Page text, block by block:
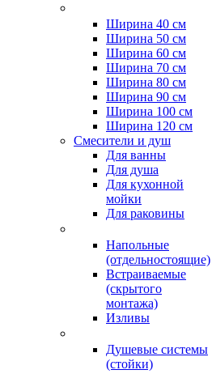
Ширина 40 см
Ширина 50 см
Ширина 60 см
Ширина 70 см
Ширина 80 см
Ширина 90 см
Ширина 100 см
Ширина 120 см
Смесители и душ
Для ванны
Для душа
Для кухонной
мойки
Для раковины
Напольные
(отдельностоящие)
Встраиваемые
(скрытого
монтажа)
Изливы
Душевые системы
(стойки)